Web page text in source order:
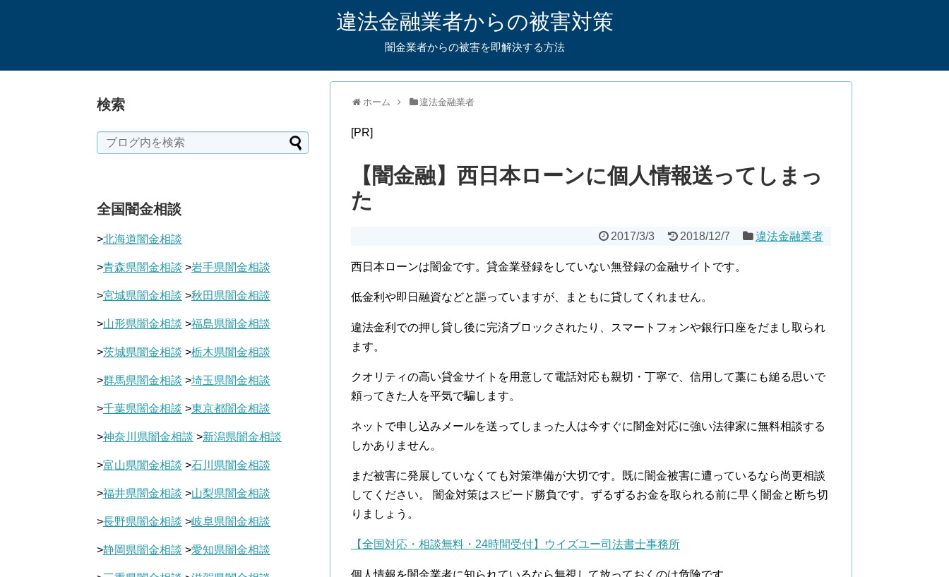
違法金融業者からの被害対策
闇金業者からの被害を即解決する方法
ホーム 違法金融業者
[PR]
【闇金融】西日本ローンに個人情報送ってしまっ
た
2017/3/3 2018/12/7 違法金融業者
西日本ローンは闇金です。貸金業登録をしていない無登録の金融サイトです。
低金利や即日融資などと謳っていますが、まともに貸してくれません。
違法金利での押し貸し後に完済ブロックされたり、スマートフォンや銀行口座をだまし取られ
ます。
クオリティの高い貸金サイトを用意して電話対応も親切・丁寧で、信用して藁にも縋る思いで
頼ってきた人を平気で騙します。
ネットで申し込みメールを送ってしまった人は今すぐに闇金対応に強い法律家に無料相談する
しかありません。
まだ被害に発展していなくても対策準備が大切です。既に闇金被害に遭っているなら尚更相談
してください。 闇金対策はスピード勝負です。ずるずるお金を取られる前に早く闇金と断ち切
りましょう。
【全国対応・相談無料・24時間受付】ウイズユー司法書士事務所
個人情報を闇金業者に知られているなら無視して放っておくのは危険です。
検索
全国闇金相談
>北海道闇金相談
>青森県闇金相談 >岩手県闇金相談
>宮城県闇金相談 >秋田県闇金相談
>山形県闇金相談 >福島県闇金相談
>茨城県闇金相談 >栃木県闇金相談
>群馬県闇金相談 >埼玉県闇金相談
>千葉県闇金相談 >東京都闇金相談
>神奈川県闇金相談 >新潟県闇金相談
>富山県闇金相談 >石川県闇金相談
>福井県闇金相談 >山梨県闇金相談
>長野県闇金相談 >岐阜県闇金相談
>静岡県闇金相談 >愛知県闇金相談